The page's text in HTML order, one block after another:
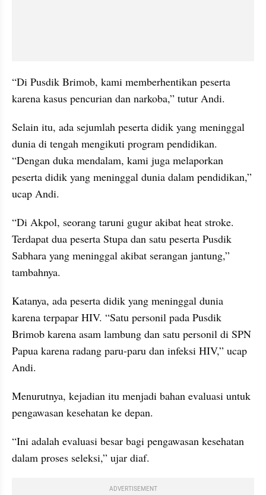
“Di Pusdik Brimob, kami memberhentikan peserta
karena kasus pencurian dan narkoba,” tutur Andi.
Selain itu, ada sejumlah peserta didik yang meninggal
dunia di tengah mengikuti program pendidikan.
“Dengan duka mendalam, kami juga melaporkan
peserta didik yang meninggal dunia dalam pendidikan,”
ucap Andi.
“Di Akpol, seorang taruni gugur akibat heat stroke.
Terdapat dua peserta Stupa dan satu peserta Pusdik
Sabhara yang meninggal akibat serangan jantung,”
tambahnya.
Katanya, ada peserta didik yang meninggal dunia
karena terpapar HIV. “Satu personil pada Pusdik
Brimob karena asam lambung dan satu personil di SPN
Papua karena radang paru-paru dan infeksi HIV,” ucap
Andi.
Menurutnya, kejadian itu menjadi bahan evaluasi untuk
pengawasan kesehatan ke depan.
“Ini adalah evaluasi besar bagi pengawasan kesehatan
dalam proses seleksi,” ujar diaf.
ADVERTISEMENT